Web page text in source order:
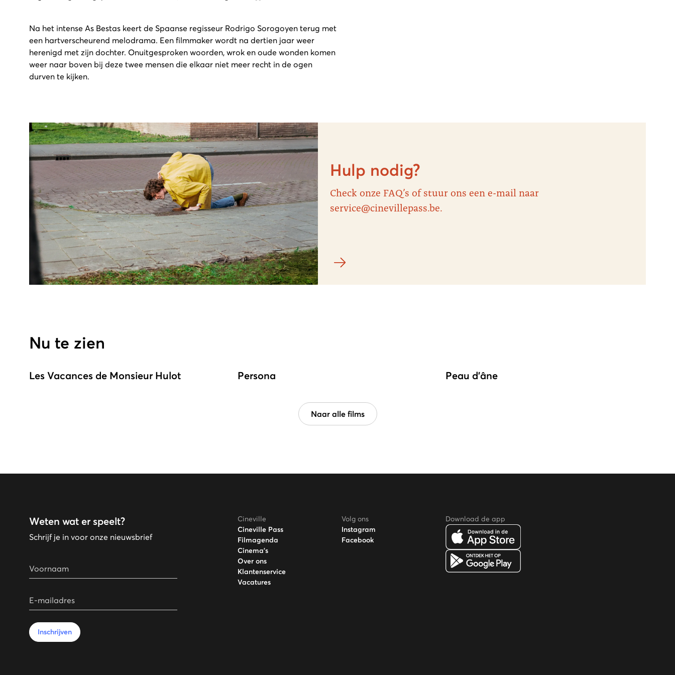
Na het intense As Bestas keert de Spaanse regisseur Rodrigo Sorogoyen terug met
een hartverscheurend melodrama. Een filmmaker wordt na dertien jaar weer
herenigd met zijn dochter. Onuitgesproken woorden, wrok en oude wonden komen
weer naar boven bij deze twee mensen die elkaar niet meer recht in de ogen
durven te kijken.
Hulp nodig?
Check onze FAQ’s of stuur ons een e-mail naar
service@cinevillepass.be.
Nu te zien
Les Vacances de Monsieur Hulot Persona Peau d'âne
Naar alle films
Weten wat er speelt?
Schrijf je in voor onze nieuwsbrief
Voornaam
E-mailadres
Inschrijven
Cineville
Cineville Pass
Filmagenda
Cinema's
Over ons
Klantenservice
Vacatures
Volg ons
Instagram
Facebook
Download de app